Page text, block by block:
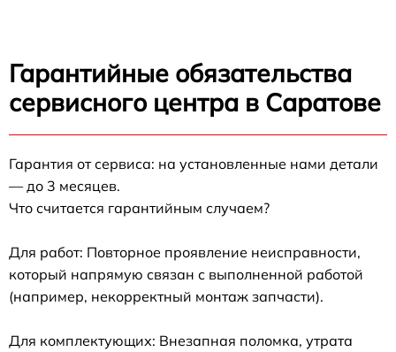
Гарантийные обязательства
сервисного центра в Саратове
Гарантия от сервиса: на установленные нами детали
— до 3 месяцев.
Что считается гарантийным случаем?
Для работ: Повторное проявление неисправности,
который напрямую связан с выполненной работой
(например, некорректный монтаж запчасти).
Для комплектующих: Внезапная поломка, утрата